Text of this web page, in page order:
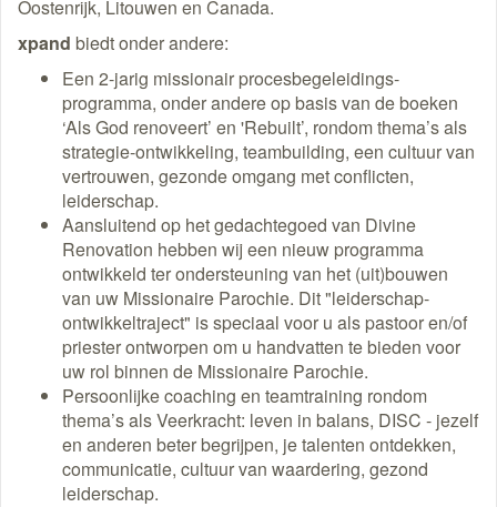
Oostenrijk, Litouwen en Canada.
xpand biedt onder andere:
Een 2-jarig missionair procesbegeleidings-
programma, onder andere op basis van de boeken
‘Als God renoveert’ en 'Rebuilt’, rondom thema’s als
strategie-ontwikkeling, teambuilding, een cultuur van
vertrouwen, gezonde omgang met conflicten,
leiderschap.
Aansluitend op het gedachtegoed van Divine
Renovation hebben wij een nieuw programma
ontwikkeld ter ondersteuning van het (uit)bouwen
van uw Missionaire Parochie. Dit "leiderschap-
ontwikkeltraject" is speciaal voor u als pastoor en/of
priester ontworpen om u handvatten te bieden voor
uw rol binnen de Missionaire Parochie.
Persoonlijke coaching en teamtraining rondom
thema’s als Veerkracht: leven in balans, DISC - jezelf
en anderen beter begrijpen, je talenten ontdekken,
communicatie, cultuur van waardering, gezond
leiderschap.